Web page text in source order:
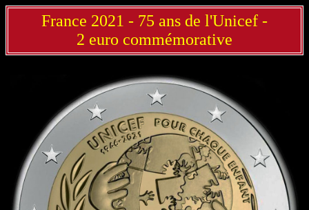
France 2021 - 75 ans de l'Unicef -
2 euro commémorative